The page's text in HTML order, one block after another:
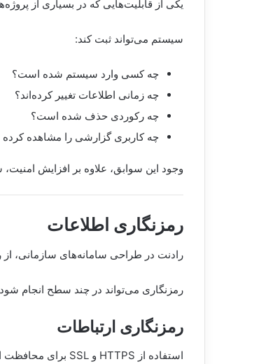
یکی از قابلیت‌هایی که در بسیاری از
سیستم می‌تواند ثبت کند:
چه کسی وارد سیستم شده است؟
چه زمانی اطلاعات تغییر کرده‌اند؟
چه رکوردی حذف شده است؟
چه کاربری گزارشی را مشاهده
وجود این سوابق، علاوه بر افزایش
رمزنگاری اطلاعات
رادنت در طراحی سامانه‌های سازمانی،
رمزنگاری می‌تواند در چند سطح انجام
رمزنگاری ارتباطات
استفاده از HTTPS و SSL برای محافظت از تبادل اطلاعات.